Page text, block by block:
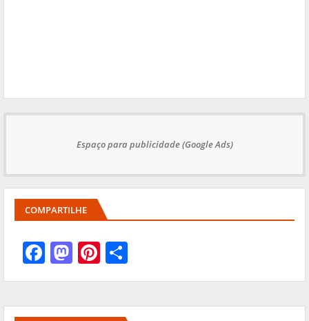
Espaço para publicidade (Google Ads)
COMPARTILHE